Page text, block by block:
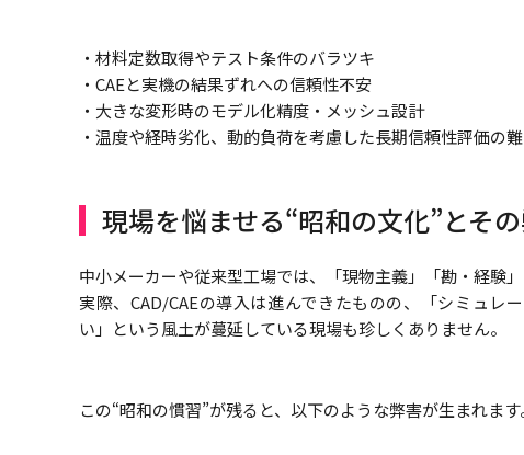
・材料定数取得やテスト条件のバラツキ
・CAEと実機の結果ずれへの信頼性不安
・大きな変形時のモデル化精度・メッシュ設計
・温度や経時劣化、動的負荷を考慮した長期信頼性評価の
現場を悩ませる“昭和の文化”とそ
中小メーカーや従来型工場では、「現物主義」「勘・経験
実際、CAD/CAEの導入は進んできたものの、「シミュ
い」という風土が蔓延している現場も珍しくありません。
この“昭和の慣習”が残ると、以下のような弊害が生まれます